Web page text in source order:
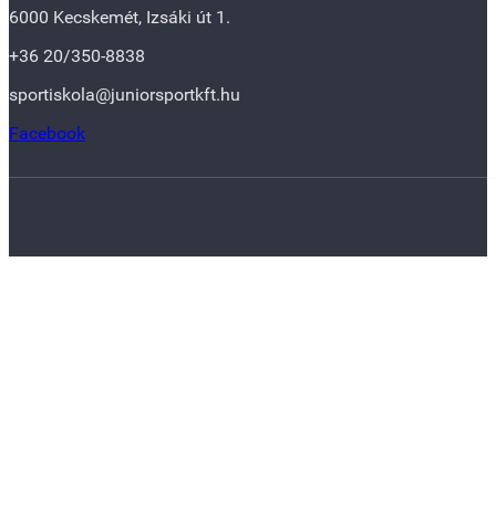
6000 Kecskemét, Izsáki út 1.
+36 20/350-8838
sportiskola@juniorsportkft.hu
Facebook